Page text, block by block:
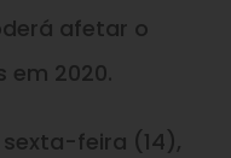
afetar o
em 2020.
feira (14),